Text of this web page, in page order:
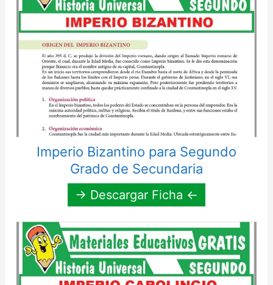
Imperio Bizantino para Segundo
Grado de Secundaria
→ Descargar Ficha ←